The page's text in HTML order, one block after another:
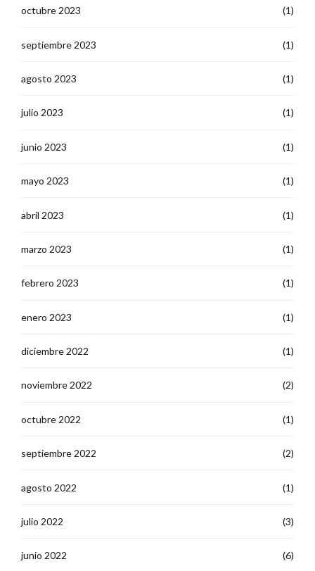
octubre 2023 (1)
septiembre 2023 (1)
agosto 2023 (1)
julio 2023 (1)
junio 2023 (1)
mayo 2023 (1)
abril 2023 (1)
marzo 2023 (1)
febrero 2023 (1)
enero 2023 (1)
diciembre 2022 (1)
noviembre 2022 (2)
octubre 2022 (1)
septiembre 2022 (2)
agosto 2022 (1)
julio 2022 (3)
junio 2022 (6)